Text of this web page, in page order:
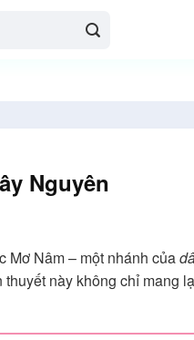
Nguyên
Mơ Nâm – một nhánh của
này không chỉ mang